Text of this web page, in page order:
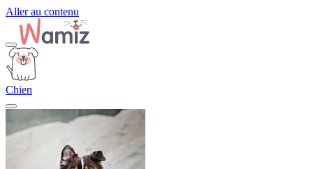
Aller au contenu
Chien